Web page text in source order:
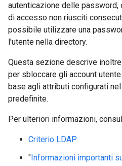
autenticazione delle password,
di accesso non riusciti
possibile utilizzare una
l'utente nella directory.
Questa sezione descrive
per sbloccare gli account
base agli attributi configurati
predefinite.
Per ulteriori informazioni,
Criterio LDAP
"Informazioni importanti